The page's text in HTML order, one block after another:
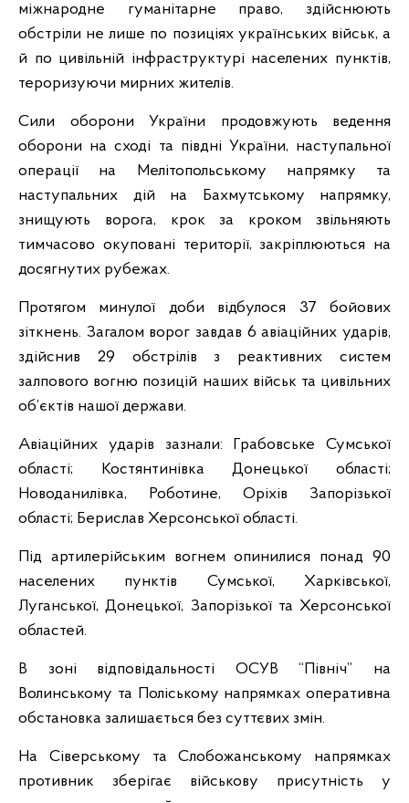
міжнародне гуманітарне право, здійснюють
обстріли не лише по позиціях українських військ, а
й по цивільній інфраструктурі населених пунктів,
тероризуючи мирних жителів.
Сили оборони України продовжують ведення
оборони на сході та півдні України, наступальної
операції на Мелітопольському напрямку та
наступальних дій на Бахмутському напрямку,
знищують ворога, крок за кроком звільняють
тимчасово окуповані території, закріплюються на
досягнутих рубежах.
Протягом минулої доби відбулося 37 бойових
зіткнень. Загалом ворог завдав 6 авіаційних ударів,
здійснив 29 обстрілів з реактивних систем
залпового вогню позицій наших військ та цивільних
об’єктів нашої держави.
Авіаційних ударів зазнали: Грабовське Сумської
області; Костянтинівка Донецької області;
Новоданилівка, Роботине, Оріхів Запорізької
області; Берислав Херсонської області.
Під артилерійським вогнем опинилися понад 90
населених пунктів Сумської, Харківської,
Луганської, Донецької, Запорізької та Херсонської
областей.
В зоні відповідальності ОСУВ “Північ” на
Волинському та Поліському напрямках оперативна
обстановка залишається без суттєвих змін.
На Сіверському та Слобожанському напрямках
противник зберігає військову присутність у